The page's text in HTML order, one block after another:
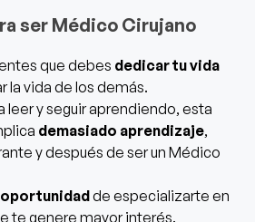
ser Médico Cirujano
que debes dedicar tu vida
la vida de los demás.
leer y seguir aprendiendo, esta
demasiado aprendizaje,
y después de ser un Médico
oportunidadde especializarte en
te genere mayor interés.